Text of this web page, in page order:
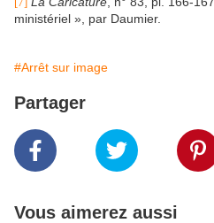
ministériel », par Daumier.
#Arrêt sur image
Partager
Vous aimerez aussi